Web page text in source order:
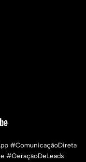
#ComunicaçãoDireta
#GeraçãoDeLeads